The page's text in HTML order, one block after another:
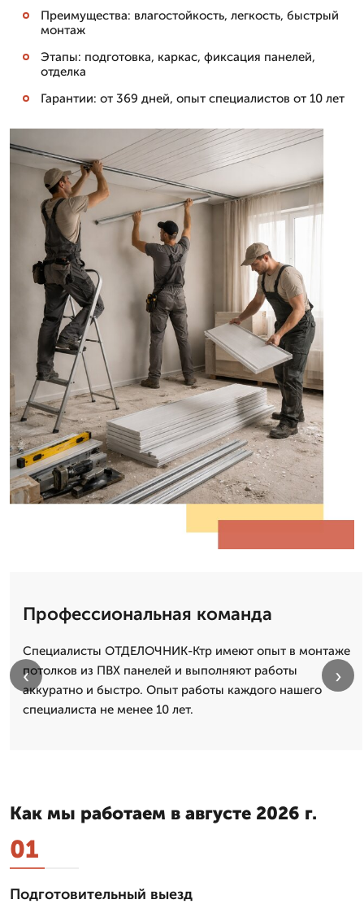
Преимущества: влагостойкость, легкость, быстрый
монтаж
Этапы: подготовка, каркас, фиксация панелей,
отделка
Гарантии: от 369 дней, опыт специалистов от 10 лет
Профессиональная команда
Специалисты ОТДЕЛОЧНИК-Ктр имеют опыт в монтаже
потолков из ПВХ панелей и выполняют работы
аккуратно и быстро. Опыт работы каждого нашего
специалиста не менее 10 лет.
‹ ›
Как мы работаем в августе 2026 г.
01
Подготовительный выезд